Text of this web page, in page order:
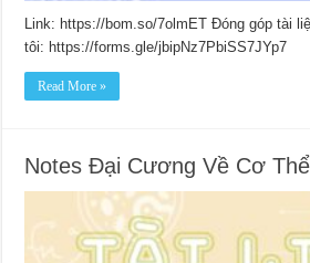
Link: https://bom.so/7olmET Đóng góp tài
tôi: https://forms.gle/jbipNz7PbiSS7JYp7
Read More »
Notes Đại Cương Về Cơ